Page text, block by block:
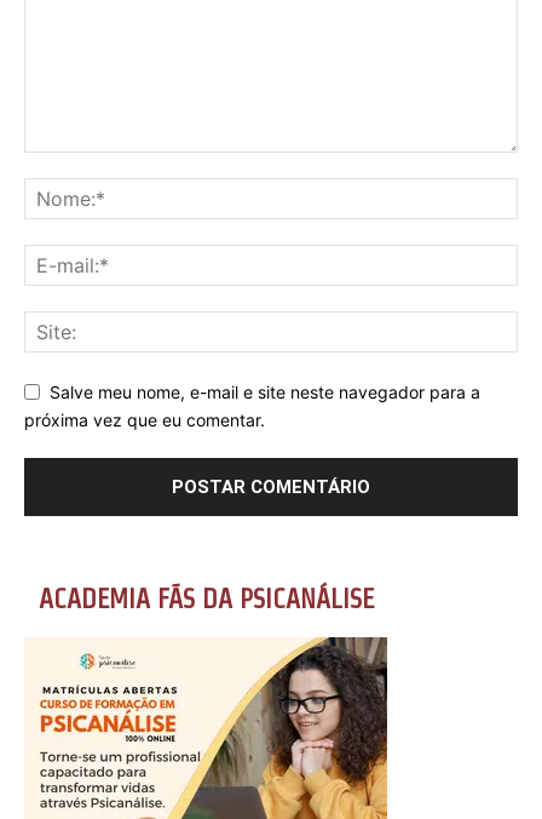
Salve meu nome, e-mail e site neste navegador para a
próxima vez que eu comentar.
ACADEMIA FÃS DA PSICANÁLISE